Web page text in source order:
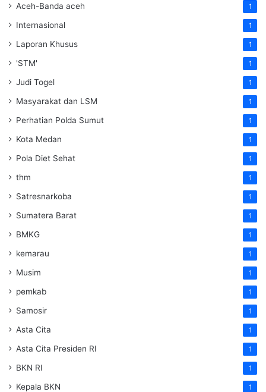
Aceh-Banda aceh 1
Internasional 1
Laporan Khusus 1
'STM' 1
Judi Togel 1
Masyarakat dan LSM 1
Perhatian Polda Sumut 1
Kota Medan 1
Pola Diet Sehat 1
thm 1
Satresnarkoba 1
Sumatera Barat 1
BMKG 1
kemarau 1
Musim 1
pemkab 1
Samosir 1
Asta Cita 1
Asta Cita Presiden RI 1
BKN RI 1
Kepala BKN 1